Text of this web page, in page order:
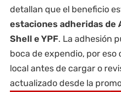
detallan que el beneficio
estaciones adheridas de
Shell e YPF. La adhesión
boca de expendio, por
local antes de cargar o
actualizado desde la